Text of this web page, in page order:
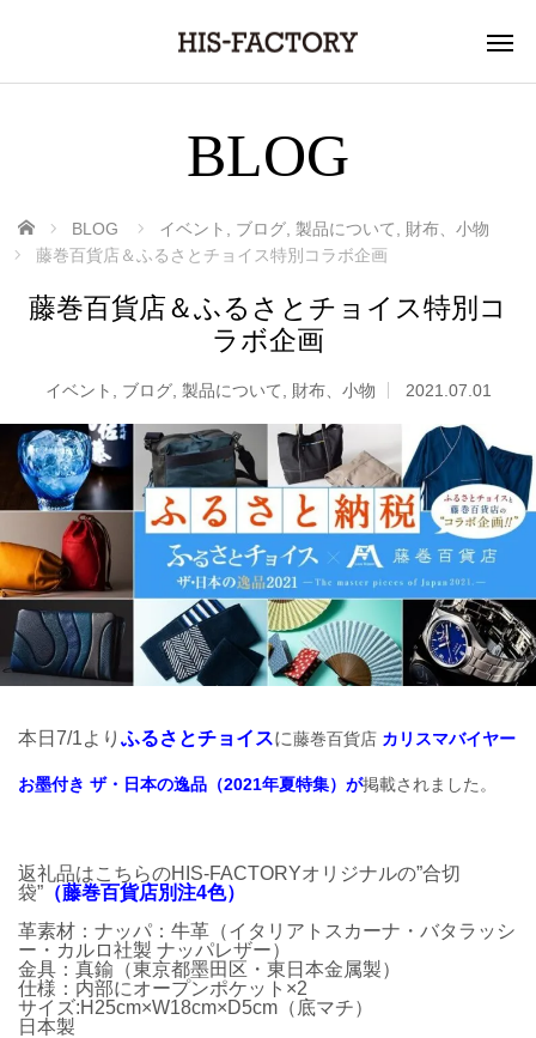
BLOG
ホーム BLOG イベント ブログ 製品について
財布、小物
藤巻百貨店＆ふるさとチョイス特別コラボ企画
藤巻百貨店＆ふるさとチョイス特別コ
ラボ企画
イベント ブログ, 製品について 財布、小物 2021.07.01
本日7/1より ふるさとチョイスに藤巻百貨店 カリスマバイヤー
お墨付き ザ・日本の逸品（2021年夏特集）が掲載されました。
返礼品はこちらのHIS-FACTORYオリジナルの”合切
袋” （藤巻百貨店別注4色）
革素材：ナッパ：牛革（イタリアトスカーナ・バタラッシ
ー・カルロ社製 ナッパレザー）
金具：真鍮（東京都墨田区・東日本金属製）
仕様：内部にオープンポケット×2
サイズ:H25cm×W18cm×D5cm（底マチ）
日本製